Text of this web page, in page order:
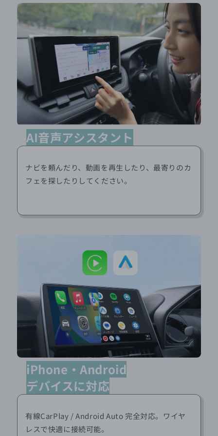
AI音声アシスタント
ナビを頼んだり、動画を再生したり、最寄りのカ
フェを探したりしてください。
iPhone・Android
デバイスに対応
有線CarPlay / Android Auto 完全対応。ワイヤ
レスで快適に接続可能。